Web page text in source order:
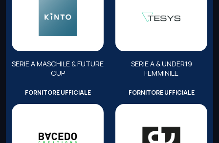
SERIE A MASCHILE & FUTURE
CUP
SERIE A & UNDER19
FEMMINILE
FORNITORE UFFICIALE FORNITORE UFFICIALE